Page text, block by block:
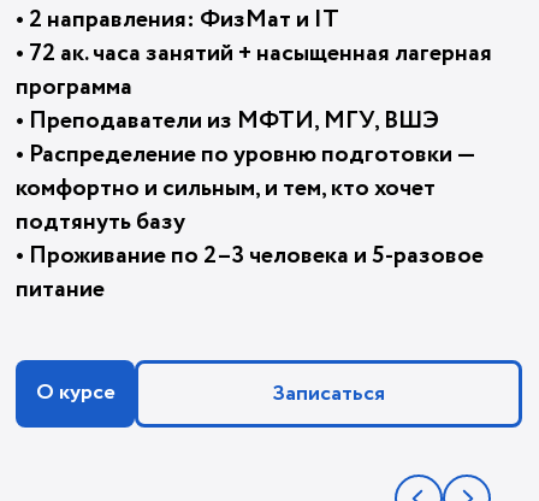
• 2 направления: ФизМат и IT
• 72 ак. часа занятий + насыщенная лагерная
программа
• Преподаватели из МФТИ, МГУ, ВШЭ
• Распределение по уровню подготовки —
комфортно и сильным, и тем, кто хочет
подтянуть базу
• Проживание по 2–3 человека и 5-разовое
питание
О курсе Записаться